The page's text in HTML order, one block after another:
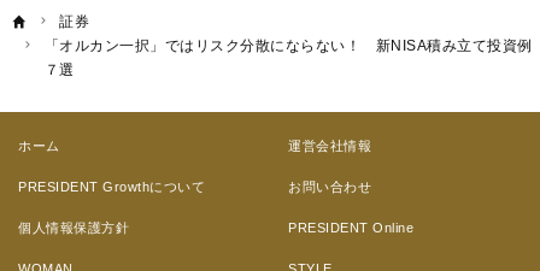
証券
「オルカン一択」ではリスク分散にならない！ 新NISA積み立て投資例
７選
ホーム 運営会社情報
PRESIDENT Growthについて お問い合わせ
個人情報保護方針 PRESIDENT Online
WOMAN STYLE